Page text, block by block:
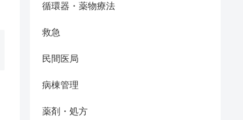
循環器・薬物療法
救急
民間医局
病棟管理
薬剤・処方